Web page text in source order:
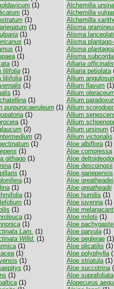
(1)
(1)
(1)
(1)
(1)
(1)
(1)
(1)
(1)
lilifolia (1)
liliifolia(1)
(1)
(1)
(1)
purpurocaeruleum (1)
(1)
(1)
(2)
(2)
(1)
(1)
githago (1)
(1)
(1)
(1)
(1)
(1)
(1)
(1)
(1)
(1)
Lam. (1)
Willd. (1)
(1)
(1)
(1)
(1)
(1)
(1)
Alchemilla ursina
Alchemilla
Alchemilla
Alisma
Alisma
Alisma
Alisma
Alisma
Alliaria officinalis
Alliaria petiolata
Allium
Allium flavum (1)
Allium oleraceum
Allium
Allium
Allium
Allium
Allium ursinum
Allium victorialis
Aloe albiflora(1)
Aloe compressa
Aloe
Aloe descoingsii
Aloe gariepensis
Aloe greatheadei
Aloe greatheadii
Aloe humilis (1)
Aloe juvenna(1)
Aloe
Aloe milotii (1)
Aloe
Aloe parvula(1)
Aloe peglerae (1)
Aloe plicatilis (1)
Aloe polyphylla
Aloe striatula(1)
Aloe succotrina
Aloe suprafoliata
Alopecurus